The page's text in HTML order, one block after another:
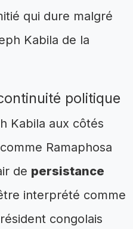
qui dure malgré
Kabila de la
politique
Kabila aux côtés
Ramaphosa
de persistance
interprété comme
congolais